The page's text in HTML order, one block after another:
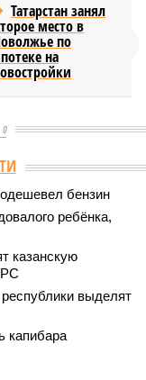
Татарстан занял
место в
по
на
0
бензин
ребёнка,
казанскую
выделят
капибара